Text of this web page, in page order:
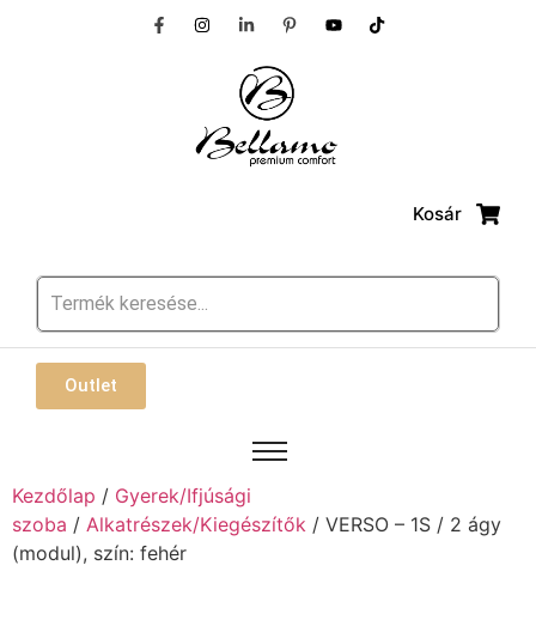
Kosár
Outlet
Kezdőlap / Gyerek/Ifjúsági
szoba / Alkatrészek/Kiegészítők / VERSO – 1S / 2 ágy
(modul), szín: fehér